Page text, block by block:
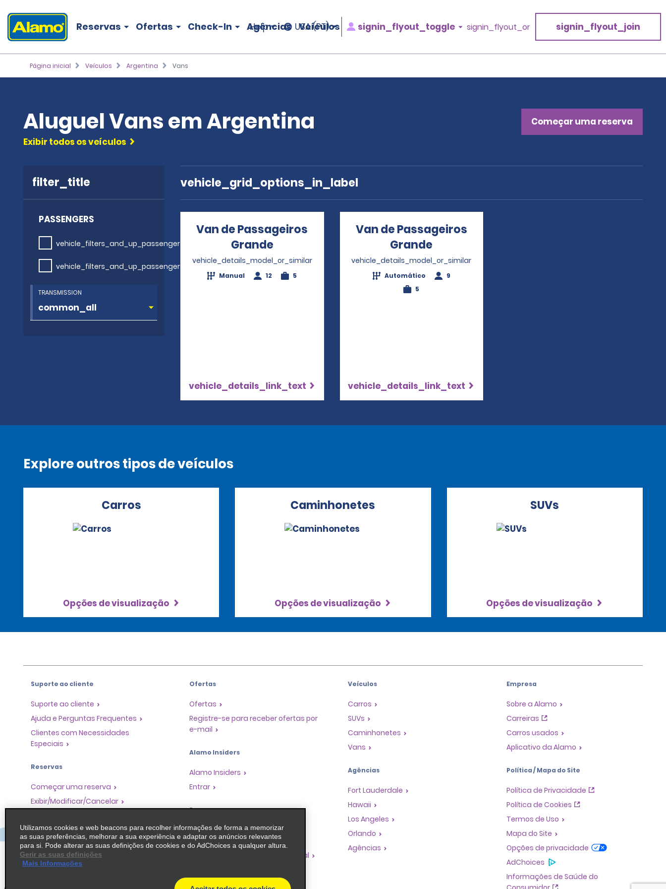
Reservas Ofertas Check-In Agências Veículos
Help USA (PT) signin_flyout_toggle signin_flyout_or signin_flyout_join
Página inicial Veículos Argentina Vans
Aluguel Vans em Argentina
Começar uma reserva
Exibir todos os veículos
filter_title
PASSENGERS
vehicle_filters_and_up_passengers
vehicle_filters_and_up_passengers
TRANSMISSION
vehicle_grid_options_in_label
Van de Passageiros
Grande Opens in a new window
vehicle_details_model_or_similar
Manual 12 5
vehicle_details_link_text
Van de Passageiros
Grande
vehicle_details_model_or_similar
Automático
9
5
vehicle_details_link_text
Explore outros tipos de veículos
Carros
Opções de visualização
Caminhonetes
Opções de visualização
SUVs
Opções de visualização
Suporte ao cliente
Suporte ao cliente
Ajuda e Perguntas Frequentes
Clientes com Necessidades
Especiais
Reservas
Começar uma reserva
Exibir/Modificar/Cancelar
Pular o guichê
Viagens anteriores / Recibos
Aluguel de carro somente de ida
Ofertas
Ofertas
Registre-se para receber ofertas por
e-mail
Alamo Insiders
Alamo Insiders
Entrar
Programas
Programa de Premiação de
Parceiros
Oportunidades de franquia global
Operadores de turismo
Veículos
Carros
SUVs
Caminhonetes
Vans
Agências
Fort Lauderdale
Hawaii
Los Angeles
Orlando
Agências
Empresa
Sobre a Alamo
Carreiras
Carros usados
Aplicativo da Alamo
Política / Mapa do Site
Política de Privacidade
Política de Cookies
Termos de Uso
Mapa do Site
Opções de privacidade
AdChoices
Informações de Saúde do
Utilizamos cookies e web beacons para recolher informações de forma a memorizar
as suas preferências, melhorar a sua experiência e adaptar os anúncios relevantes
para si. Pode alterar as suas definições de cookies e do AdChoices a qualquer altura.
Gerir as suas definições
Mais Informações